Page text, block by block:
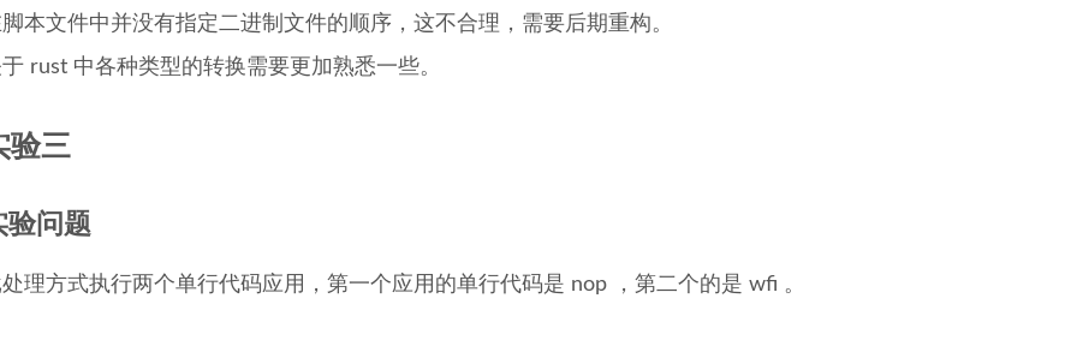
本文件中并没有指定二进制文件的顺序，这不合理，需要后期重构。
rust 中各种类型的转换需要更加熟悉一些。
验三
验问题
理方式执行两个单行代码应用，第一个应用的单行代码是 nop ，第二个的是 wfi 。